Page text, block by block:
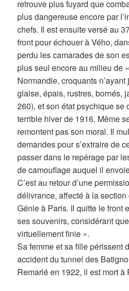
retrouve plus fuyard que
plus dangereuse encore par
chefs. Il est ensuite versé au
front pour échouer à Vého,
perdu les camarades de son
plus seul encore au milieu de
Normandie, croquants
glaise, épais, rustres, bornés,
260), et son état psychique se
terrible hiver de 1916. Même
remontent pas son moral. Il
demandes pour s’extraire de
passer dans le repérage par
de camouflage auquel il
C’est au retour d’une
délivrance, affecté à la
Génie à Paris. Il quitte le front
ses souvenirs, considérant
virtuellement finie ».
Sa femme et sa fille périssent
accident du tunnel des
Remarié en 1922, il est mort à